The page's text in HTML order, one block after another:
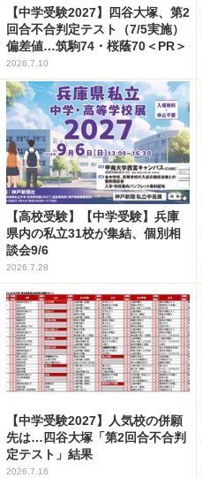
【中学受験2027】四谷大塚、第2
回合不合判定テスト（7/5実施）
偏差値…筑駒74・桜蔭70＜PR＞
2026.7.10
【高校受験】【中学受験】兵庫
県内の私立31校が集結、個別相
談会9/6
2026.7.28
【中学受験2027】人気校の併願
先は…四谷大塚「第2回合不合判
定テスト」結果
2026.7.16